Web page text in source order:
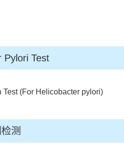
Pylori Test
(For Helicobacter pylori)
测